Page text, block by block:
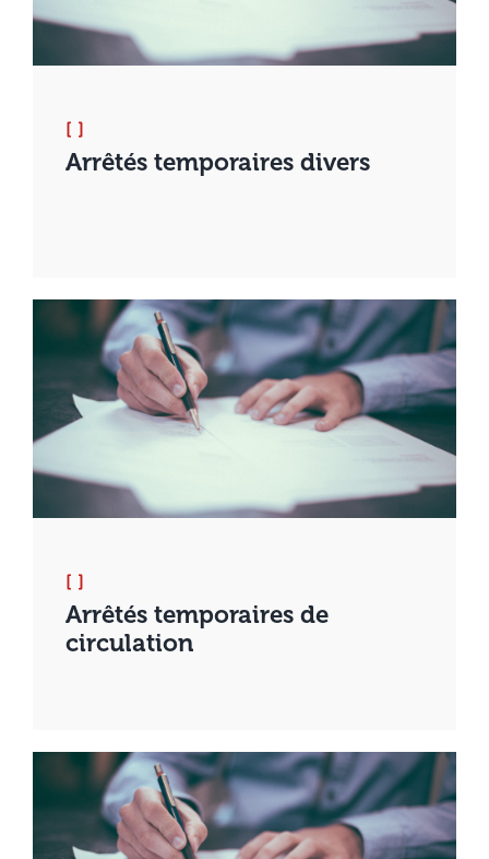
[ ]
Arrêtés temporaires divers
[ ]
Arrêtés temporaires de
circulation